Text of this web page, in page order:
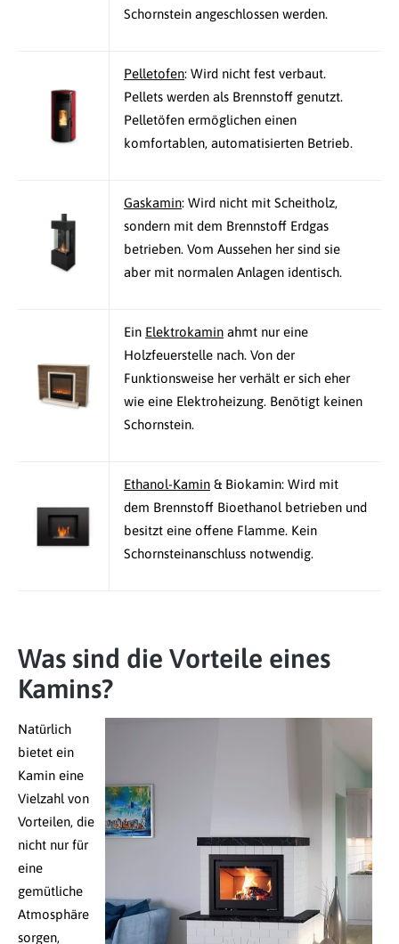
Schornstein angeschlossen werden.
Pelletofen: Wird nicht fest verbaut.
Pellets werden als Brennstoff genutzt.
Pelletöfen ermöglichen einen
komfortablen, automatisierten Betrieb.
Gaskamin: Wird nicht mit Scheitholz,
sondern mit dem Brennstoff Erdgas
betrieben. Vom Aussehen her sind sie
aber mit normalen Anlagen identisch.
Ein Elektrokamin ahmt nur eine
Holzfeuerstelle nach. Von der
Funktionsweise her verhält er sich eher
wie eine Elektroheizung. Benötigt keinen
Schornstein.
Ethanol-Kamin & Biokamin: Wird mit
dem Brennstoff Bioethanol betrieben und
besitzt eine offene Flamme. Kein
Schornsteinanschluss notwendig.
Was sind die Vorteile eines
Kamins?
Natürlich
bietet ein
Kamin eine
Vielzahl von
Vorteilen, die
nicht nur für
eine
gemütliche
Atmosphäre
sorgen,